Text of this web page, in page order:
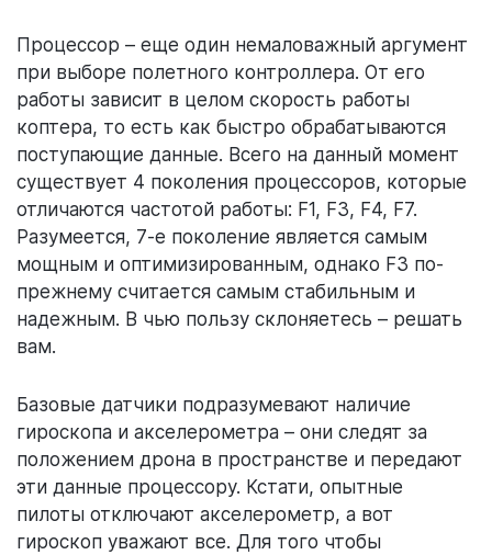
Процессор – еще один немаловажный аргумент
при выборе полетного контроллера. От его
работы зависит в целом скорость работы
коптера, то есть как быстро обрабатываются
поступающие данные. Всего на данный момент
существует 4 поколения процессоров, которые
отличаются частотой работы: F1, F3, F4, F7.
Разумеется, 7-е поколение является самым
мощным и оптимизированным, однако F3 по-
прежнему считается самым стабильным и
надежным. В чью пользу склоняетесь – решать
вам.
Базовые датчики подразумевают наличие
гироскопа и акселерометра – они следят за
положением дрона в пространстве и передают
эти данные процессору. Кстати, опытные
пилоты отключают акселерометр, а вот
гироскоп уважают все. Для того чтобы